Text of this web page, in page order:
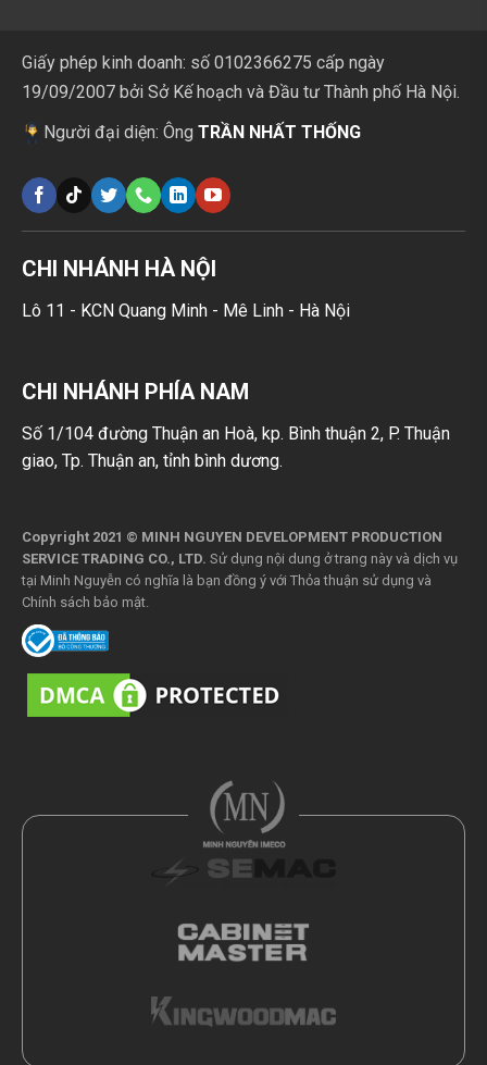
Giấy phép kinh doanh: số 0102366275 cấp ngày
19/09/2007 bởi Sở Kế hoạch và Đầu tư Thành phố Hà Nội.
Người đại diện: Ông TRẦN NHẤT THỐNG
CHI NHÁNH HÀ NỘI
Lô 11 - KCN Quang Minh - Mê Linh - Hà Nội
CHI NHÁNH PHÍA NAM
Số 1/104 đường Thuận an Hoà, kp. Bình thuận 2, P. Thuận
giao, Tp. Thuận an, tỉnh bình dương.
Copyright 2021 © MINH NGUYEN DEVELOPMENT PRODUCTION
SERVICE TRADING CO., LTD. Sử dụng nội dung ở trang này và dịch vụ
tại Minh Nguyễn có nghĩa là bạn đồng ý với Thỏa thuận sử dụng và
Chính sách bảo mật